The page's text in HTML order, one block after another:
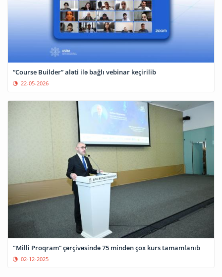
“Course Builder” aləti ilə bağlı vebinar keçirilib
22-05-2026
"Milli Proqram” çərçivəsində 75 mindən çox kurs tamamlanıb
02-12-2025